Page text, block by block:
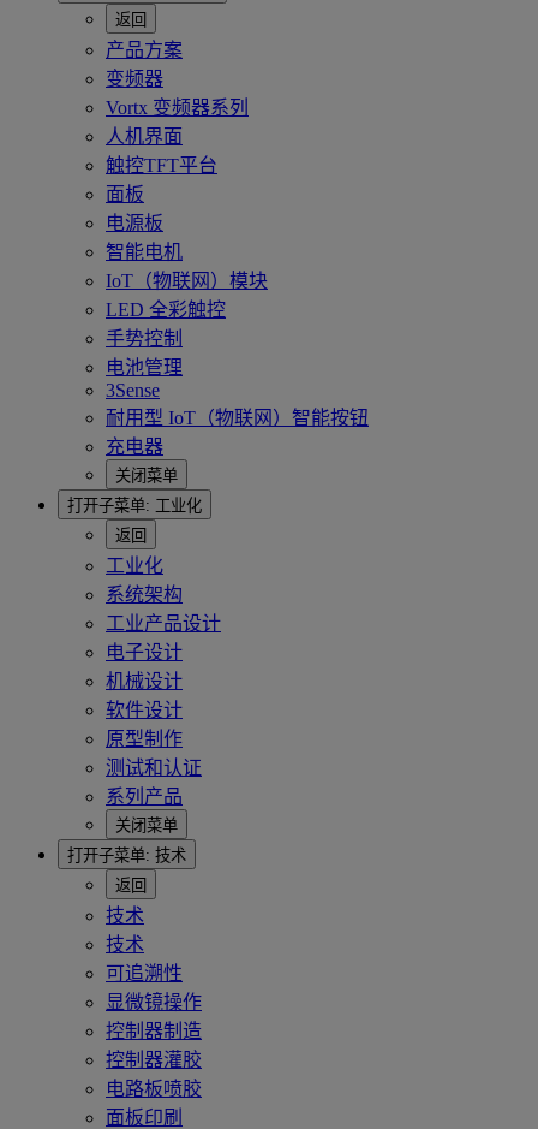
返回
产品方案
变频器
Vortx 变频器系列
人机界面
触控TFT平台
面板
电源板
智能电机
IoT（物联网）模块
LED 全彩触控
手势控制
电池管理
3Sense
耐用型 IoT（物联网）智能按钮
充电器
关闭菜单
打开子菜单: 工业化
返回
工业化
系统架构
工业产品设计
电子设计
机械设计
软件设计
原型制作
测试和认证
系列产品
关闭菜单
打开子菜单: 技术
返回
技术
技术
可追溯性
显微镜操作
控制器制造
控制器灌胶
电路板喷胶
面板印刷